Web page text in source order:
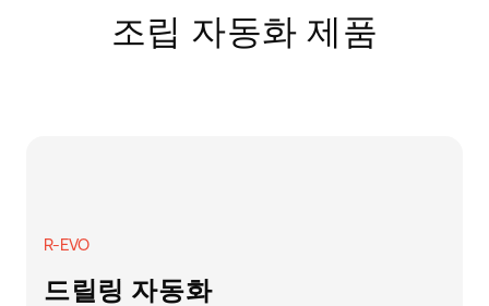
조립 자동화 제품
R-EVO
드릴링 자동화